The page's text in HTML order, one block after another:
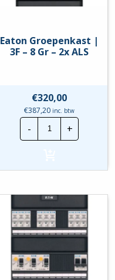
Eaton Groepenkast |
3F – 8 Gr – 2x ALS
€320,00
€387,20 inc. btw
-
Eaton
Groepenkast
|
8
2x
ALS
hoeveelheid
+